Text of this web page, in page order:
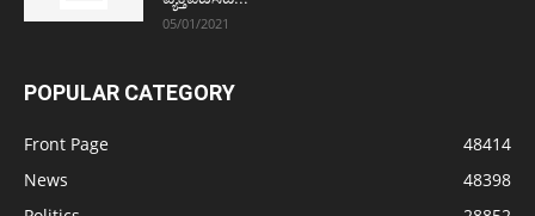
05/01/2021
POPULAR CATEGORY
Front Page
48414
News
48398